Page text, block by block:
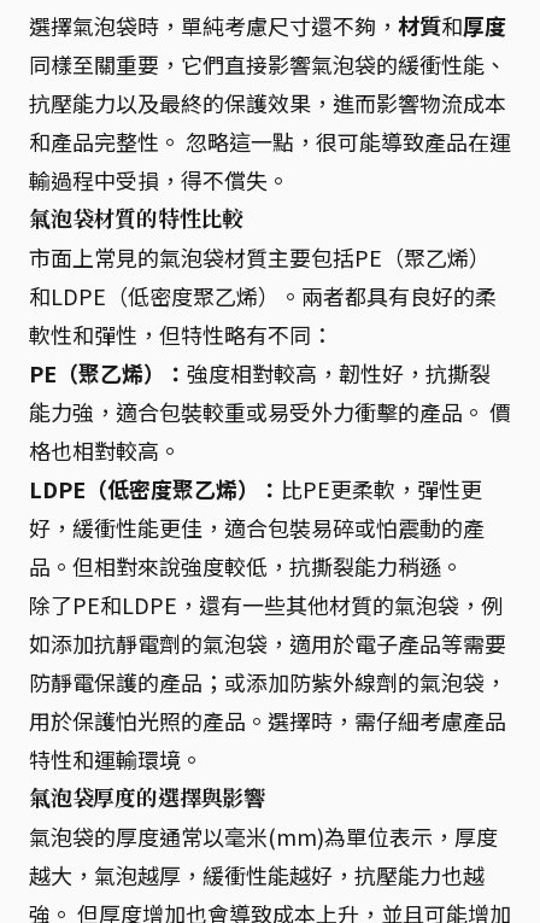
選擇氣泡袋時，單純考慮尺寸還不夠， 材質和厚度
同樣至關重要，它們直接影響氣泡袋的緩衝性能、
抗壓能力以及最終的保護效果，進而影響物流成本
和產品完整性。 忽略這一點，很可能導致產品在運
輸過程中受損，得不償失。
氣泡袋材質的特性比較
市面上常見的氣泡袋材質主要包括PE（聚乙烯）
和LDPE（低密度聚乙烯）。兩者都具有良好的柔
軟性和彈性，但特性略有不同：
PE（聚乙烯）： 強度相對較高，韌性好，抗撕裂
能力強，適合包裝較重或易受外力衝擊的產品。 價
格也相對較高。
LDPE（低密度聚乙烯）： 比PE更柔軟，彈性更
好，緩衝性能更佳，適合包裝易碎或怕震動的產
品。但相對來說強度較低，抗撕裂能力稍遜。
除了PE和LDPE，還有一些其他材質的氣泡袋，例
如添加抗靜電劑的氣泡袋，適用於電子產品等需要
防靜電保護的產品；或添加防紫外線劑的氣泡袋，
用於保護怕光照的產品。選擇時，需仔細考慮產品
特性和運輸環境。
氣泡袋厚度的選擇與影響
氣泡袋的厚度通常以毫米(mm)為單位表示，厚度
越大，氣泡越厚，緩衝性能越好，抗壓能力也越
強。 但厚度增加也會導致成本上升，並且可能增加